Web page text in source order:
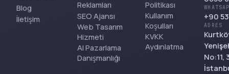
Blog
İletişim
Reklamları
SEO Ajansı
Web Tasarım
Hizmeti
AI Pazarlama
Danışmanlığı
Politikası
Kullanım
Koşulları
KVKK
Aydınlatma
+90
ADRES
No:11,